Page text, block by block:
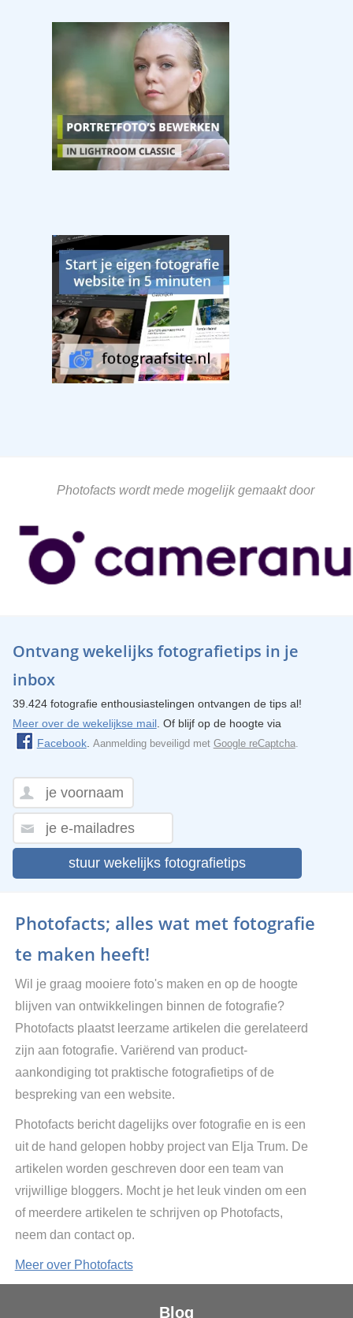
Photofacts wordt mede mogelijk gemaakt door
Ontvang wekelijks fotografietips in je
inbox
39.424 fotografie enthousiastelingen ontvangen de tips al!
Meer over de wekelijkse mail. Of blijf op de hoogte via
Facebook. Aanmelding beveiligd met Google reCaptcha.
stuur wekelijks fotografietips
Photofacts; alles wat met fotografie
te maken heeft!
Wil je graag mooiere foto's maken en op de hoogte
blijven van ontwikkelingen binnen de fotografie?
Photofacts plaatst leerzame artikelen die gerelateerd
zijn aan fotografie. Variërend van product-
aankondiging tot praktische fotografietips of de
bespreking van een website.
Photofacts bericht dagelijks over fotografie en is een
uit de hand gelopen hobby project van Elja Trum. De
artikelen worden geschreven door een team van
vrijwillige bloggers. Mocht je het leuk vinden om een
of meerdere artikelen te schrijven op Photofacts,
neem dan contact op.
Meer over Photofacts
Blog